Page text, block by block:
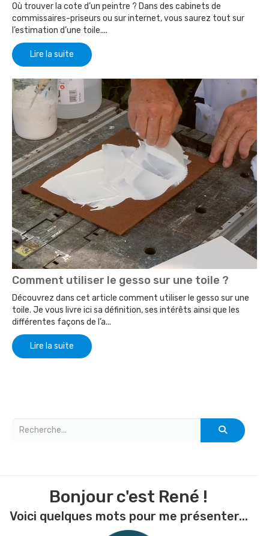
Où trouver la cote d’un peintre ? Dans des cabinets de
commissaires-priseurs ou sur internet, vous saurez tout sur
l’estimation d’une toile....
Lire la suite
Comment utiliser le gesso sur une toile ?
Découvrez dans cet article comment utiliser le gesso sur une
toile. Je vous livre ici sa définition, ses intérêts ainsi que les
différentes façons de l’a...
Lire la suite
Bonjour c'est René !
Voici quelques mots pour me présenter...